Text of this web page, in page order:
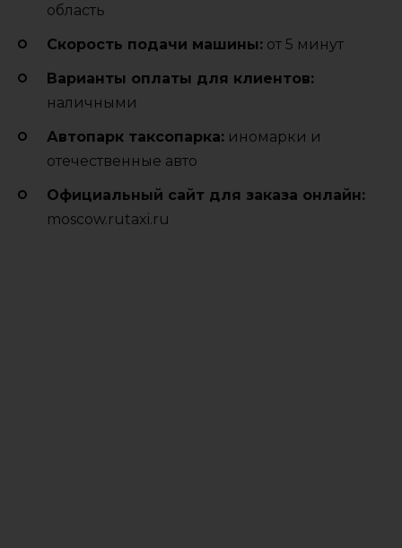
область
Cкорость подачи машины: от 5 минут
Варианты оплаты для клиентов:
наличными
Автопарк таксопарка: иномарки и
отечественные авто
Официальный сайт для заказа онлайн:
moscow.rutaxi.ru